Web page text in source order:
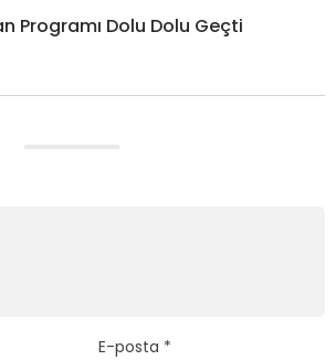
Programı Dolu Dolu Geçti
E-posta *